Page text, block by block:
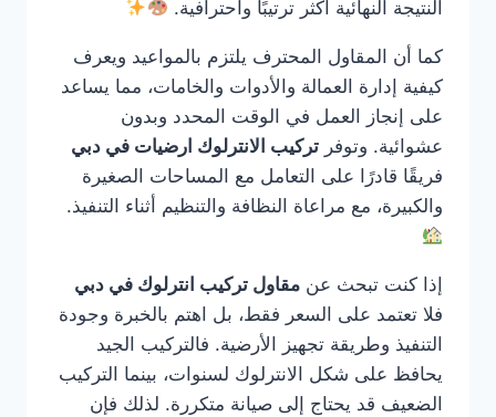
النتيجة النهائية أكثر ترتيبًا واحترافية.
كما أن المقاول المحترف يلتزم بالمواعيد ويعرف
كيفية إدارة العمالة والأدوات والخامات، مما يساعد
على إنجاز العمل في الوقت المحدد وبدون
عشوائية. وتوفر تركيب الانترلوك ارضيات في دبي
فريقًا قادرًا على التعامل مع المساحات الصغيرة
والكبيرة، مع مراعاة النظافة والتنظيم أثناء التنفيذ.
إذا كنت تبحث عن مقاول تركيب انترلوك في دبي
فلا تعتمد على السعر فقط، بل اهتم بالخبرة وجودة
التنفيذ وطريقة تجهيز الأرضية. فالتركيب الجيد
يحافظ على شكل الانترلوك لسنوات، بينما التركيب
الضعيف قد يحتاج إلى صيانة متكررة. لذلك فإن